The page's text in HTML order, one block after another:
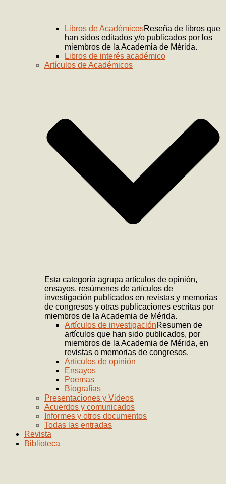
Libros de AcadémicosReseña de libros que
han sidos editados y/o publicados por los
miembros de la Academia de Mérida.
Libros de interés académico
Artículos de Académicos
Esta categoría agrupa artículos de opinión,
ensayos, resúmenes de artículos de
investigación publicados en revistas y memorias
de congresos y otras publicaciones escritas por
miembros de la Academia de Mérida.
Artículos de investigaciónResumen de
artículos que han sido publicados, por
miembros de la Academia de Mérida, en
revistas o memorias de congresos.
Artículos de opinión
Ensayos
Poemas
Biografías
Presentaciones y Videos
Acuerdos y comunicados
Informes y otros documentos
Todas las entradas
Revista
Biblioteca